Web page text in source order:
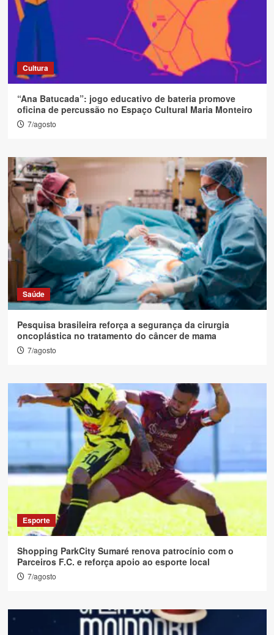
Cultura
“Ana Batucada”: jogo educativo de bateria promove
oficina de percussão no Espaço Cultural Maria Monteiro
7/agosto
Saúde
Pesquisa brasileira reforça a segurança da cirurgia
oncoplástica no tratamento do câncer de mama
7/agosto
Esporte
Shopping ParkCity Sumaré renova patrocínio com o
Parceiros F.C. e reforça apoio ao esporte local
7/agosto